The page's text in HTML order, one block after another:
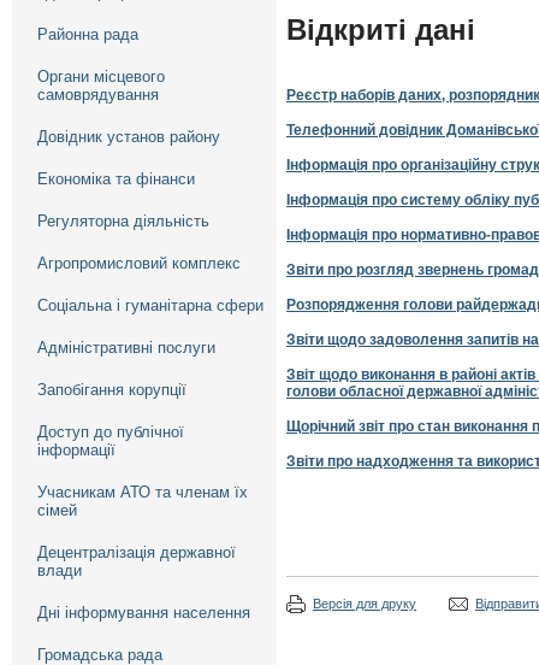
Районна рада
Органи місцевого
самоврядування
Довідник установ району
Економіка та фінанси
Регуляторна діяльність
Агропромисловий комплекс
Соціальна і гуманітарна сфери
Адміністративні послуги
Запобігання корупції
Доступ до публічної
інформації
Учасникам АТО та членам їх
сімей
Децентралізація державної
влади
Дні інформування населення
Громадська рада
Відкриті дані
Реєстр наборів даних,
Телефонний довідник Доманівської
Інформація про організаційну
Інформація про систему обліку
Інформація про нормативно-
Звіти про розгляд звернень
Розпорядження голови
Звіти щодо задоволення запитів
Звіт щодо виконання в районі
голови обласної державної
Щорічний звіт про стан виконання
Звіти про надходження та
Версія для друку